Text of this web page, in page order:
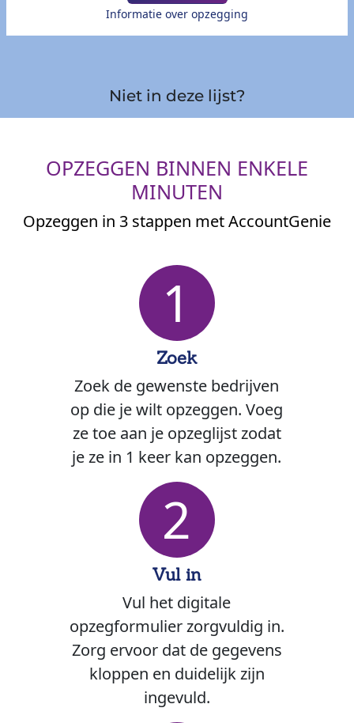
Informatie over opzegging
Niet in deze lijst?
OPZEGGEN BINNEN ENKELE
MINUTEN
Opzeggen in 3 stappen met AccountGenie
1
Zoek
Zoek de gewenste bedrijven
op die je wilt opzeggen. Voeg
ze toe aan je opzeglijst zodat
je ze in 1 keer kan opzeggen.
2
Vul in
Vul het digitale
opzegformulier zorgvuldig in.
Zorg ervoor dat de gegevens
kloppen en duidelijk zijn
ingevuld.